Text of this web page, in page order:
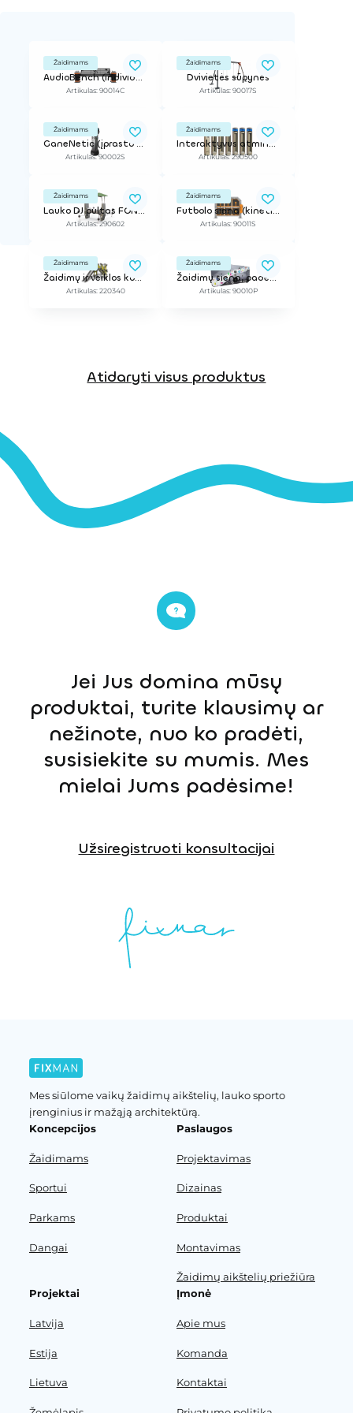
Žaidimams
AudioBench (individualus dizainas)
Artikulas: 90014C
Žaidimams
Dvivietės sūpynės
Artikulas: 90017S
Žaidimams
GaneNetic (įprasto dizaino)
Artikulas: 90002S
Žaidimams
Interaktyvus atminties lavinimo įrenginys MEMO
Artikulas: 290500
Žaidimams
Lauko DJ pultas FONO (Cloxx)
Artikulas: 290602
Žaidimams
Futbolo siena (kinetinė energija)
Artikulas: 90011S
Žaidimams
Žaidimų ir veiklos kompleksas
Artikulas: 220340
Žaidimams
Žaidimų siena, padengtas anti grafitine danga, užprogramuoti 4 žaidimai
Artikulas: 90010P
Atidaryti visus produktus
Jei Jus domina mūsų
produktai, turite klausimų ar
nežinote, nuo ko pradėti,
susisiekite su mumis. Mes
mielai Jums padėsime!
Užsiregistruoti konsultacijai
Mes siūlome vaikų žaidimų aikštelių, lauko sporto
įrenginius ir mažąją architektūrą.
Koncepcijos
Žaidimams
Sportui
Parkams
Dangai
Paslaugos
Projektavimas
Dizainas
Produktai
Montavimas
Žaidimų aikštelių priežiūra
Projektai
Latvija
Estija
Lietuva
Įmonė
Apie mus
Komanda
Kontaktai